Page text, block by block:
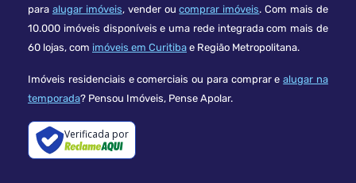
para alugar imóveis, vender oucomprar imóveis. Com mais de
10.000 imóveis disponíveis e uma rede integrada com mais de
60 lojas, com imóveis em Curitiba e Região Metropolitana.
Imóveis residenciais e comerciais ou para comprar ealugar na
temporada? Pensou Imóveis, Pense Apolar.
Verificada por